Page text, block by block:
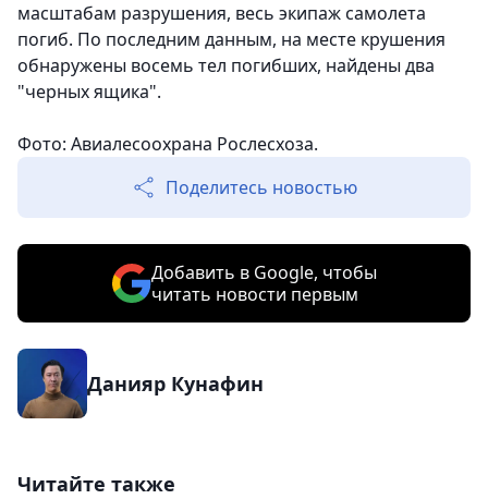
масштабам разрушения, весь экипаж самолета
погиб. По последним данным, на месте крушения
обнаружены восемь тел погибших, найдены два
"черных ящика".
Фото: Авиалесоохрана Рослесхоза.
Поделитесь новостью
Добавить в Google, чтобы
читать новости первым
Данияр Кунафин
Читайте также